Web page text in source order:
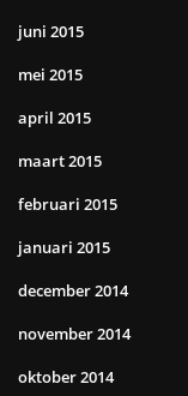
juni 2015
mei 2015
april 2015
maart 2015
februari 2015
januari 2015
december 2014
november 2014
oktober 2014